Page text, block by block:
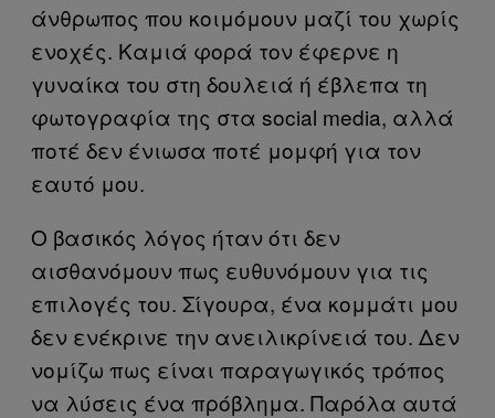
άνθρωπος που κοιμόμουν μαζί του χωρίς
ενοχές. Καμιά φορά τον έφερνε η
γυναίκα του στη δουλειά ή έβλεπα τη
φωτογραφία της στα social media, αλλά
ποτέ δεν ένιωσα ποτέ μομφή για τον
εαυτό μου.
Ο βασικός λόγος ήταν ότι δεν
αισθανόμουν πως ευθυνόμουν για τις
επιλογές του. Σίγουρα, ένα κομμάτι μου
δεν ενέκρινε την ανειλικρίνειά του. Δεν
νομίζω πως είναι παραγωγικός τρόπος
να λύσεις ένα πρόβλημα. Παρόλα αυτά